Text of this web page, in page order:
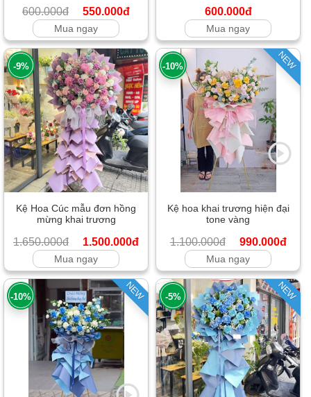
600.000đ 550.000đ
Mua ngay
600.000đ
Mua ngay
-9%
Kệ Hoa Cúc mẫu đơn hồng
mừng khai trương
1.650.000đ 1.500.000đ
Mua ngay
NEW
-10%
Kệ hoa khai trương hiện đại
tone vàng
1.100.000đ 990.000đ
Mua ngay
NEW
-10% NEW
-5%